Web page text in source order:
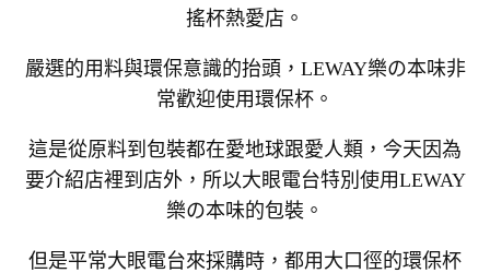
搖杯熱愛店。
嚴選的用料與環保意識的抬頭，LEWAY樂の本味非
常歡迎使用環保杯。
這是從原料到包裝都在愛地球跟愛人類，今天因為
要介紹店裡到店外，所以大眼電台特別使用LEWAY
樂の本味的包裝。
但是平常大眼電台來採購時，都用大口徑的環保杯